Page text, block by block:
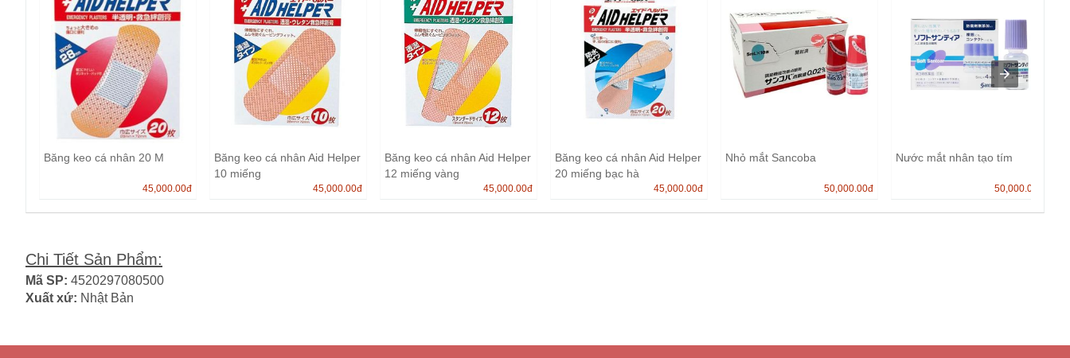
Băng keo cá nhân 20 M
45,000.00đ
Băng keo cá nhân Aid Helper
10 miếng
45,000.00đ
Băng keo cá nhân Aid Helper
12 miếng vàng
45,000.00đ
Băng keo cá nhân Aid Helper
20 miếng bạc hà
45,000.00đ
Nhỏ mắt Sancoba
50,000.00đ
Nước mắt nhân tạo tím
50,000.00
Chi Tiết Sản Phẩm:
Mã SP: 4520297080500
Xuất xứ: Nhật Bản